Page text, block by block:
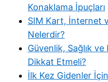
Konaklama İpuçları
SIM Kart, İnternet
Nelerdir?
Güvenlik, Sağlık
Dikkat Etmeli?
İlk Kez Gidenler